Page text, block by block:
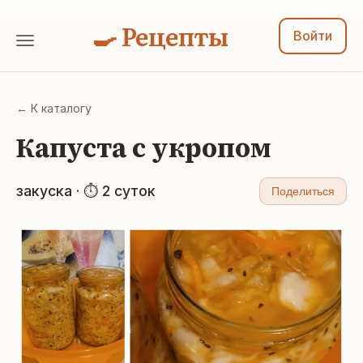
🍳 Рецепты Войти
← К каталогу
Капуста с укропом
закуска · ⏱ 2 суток Поделиться